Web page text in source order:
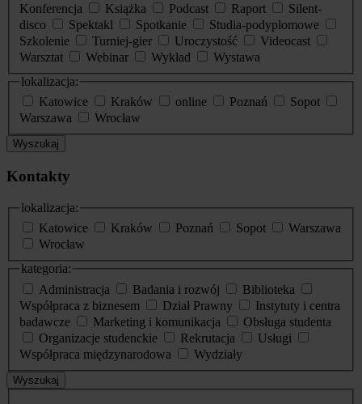
Konferencja
Książka Podcast Raport
Silent-
disco
Spektakl Spotkanie
Studia-podyplomowe
Szkolenie
Turniej-gier Uroczystość
Videocast
Warsztat
Webinar Wykład
Wystawa
lokalizacja:
Katowice
Kraków online Poznań
Sopot
Warszawa
Wrocław
Wyszukaj
Kontakty
lokalizacja:
Katowice
Kraków Poznań Sopot
Warszawa
Wrocław
kategoria:
Administracja
Badania i rozwój
Biblioteka
Współpraca z biznesem
Dział Prawny
Instytuty i centra
badawcze
Marketing i komunikacja
Obsługa studenta
Organizacje studenckie
Rekrutacja
Usługi
Współpraca międzynarodowa
Wydziały
Wyszukaj